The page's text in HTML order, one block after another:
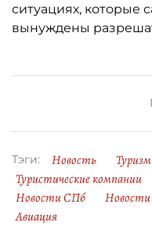
ситуациях, которые
вынуждены
Тэги: Новость Туризм
Туристические компании
Новости СПб
Новости
Авиация